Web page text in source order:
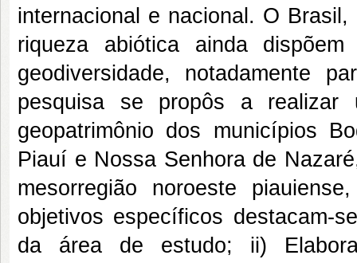
internacional e nacional. O
riqueza abiótica ainda
geodiversidade, notadamente
pesquisa se propôs a realizar
geopatrimônio dos municípios
Piauí e Nossa Senhora de
mesorregião noroeste
objetivos específicos destacam-
da área de estudo; ii)